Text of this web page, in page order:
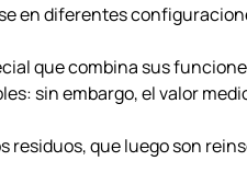
en diferentes
que combina sus
sin embargo, el valor
residuos, que luego son